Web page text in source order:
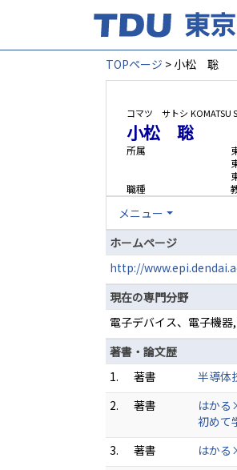
TOPページ > 小松 聡
コマツ サトシ KOMATSU
小松 聡
所属
職種
メニュー
ホームページ
http://
現在の専門分野
電子デバイス、電子機
著書・論文歴
1.
著書
半導体
2.
著書
はか
初めて
3.
著書
はかる